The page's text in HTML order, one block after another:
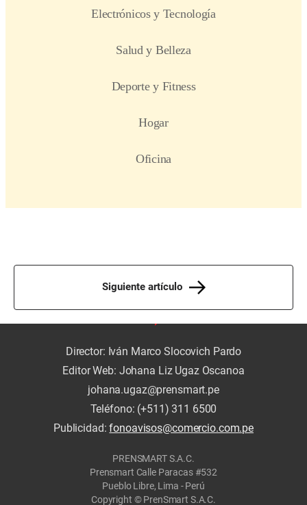
Siguiente artículo
Director: Iván Marco Slocovich Pardo
Editor Web: Johana Liz Ugaz Oscanoa
johana.ugaz@prensmart.pe
Teléfono: (+511) 311 6500
Publicidad:fonoavisos@comercio.com.pe
PRENSMART S.A.C.
Prensmart Calle Paracas #532
Pueblo Libre, Lima - Perú
Copyright © PrenSmart S.A.C.